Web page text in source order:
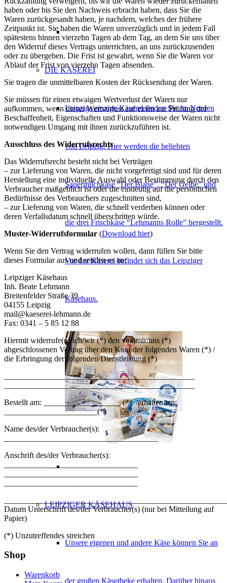
DIE KÄSEREI
Leipzigs einzige Käserei finden Sie im Norden
von Leipzig. Hier werden die beliebten
Sauermilchkäse “Der Blaue”, “Der Gelbe” und
die drei Frischkäse “Lehmanns Rolle” hergestellt.
Vor der Käserei befindet sich das Leipziger
Käsehaus.
LEIPZIGER KÄSEHAUS
Unsere eigenen und andere Käse können Sie an
der großen Käsetheke erhalten. Darüber hinaus
haben oder bis Sie den Nachweis erbracht haben, dass Sie die
Waren zurückgesandt haben, je nachdem, welches der frühere
Zeitpunkt ist. Sie haben die Waren unverzüglich und in jedem Fall
spätestens binnen vierzehn Tagen ab dem Tag, an dem Sie uns über
den Widerruf dieses Vertrags unterrichten, an uns zurückzusenden
oder zu übergeben. Die Frist ist gewahrt, wenn Sie die Waren vor
Ablauf der Frist von vierzehn Tagen absenden.
Sie tragen die unmittelbaren Kosten der Rücksendung der Waren.
Sie müssen für einen etwaigen Wertverlust der Waren nur
aufkommen, wenn dieser Wertverlust auf einen zur Prüfung der
Beschaffenheit, Eigenschaften und Funktionsweise der Waren nicht
notwendigen Umgang mit ihnen zurückzuführen ist.
Ausschluss des Widerrufsrechts
Das Widerrufsrecht besteht nicht bei Verträgen
– zur Lieferung von Waren, die nicht vorgefertigt sind und für deren
Herstellung eine individuelle Auswahl oder Bestimmung durch den
Verbraucher maßgeblich ist oder die eindeutig auf die persönlichen
Bedürfnisse des Verbrauchers zugeschnitten sind,
– zur Lieferung von Waren, die schnell verderben können oder
deren Verfallsdatum schnell überschritten würde.
Muster-Widerrufsformular (Download hier)
Wenn Sie den Vertrag widerrufen wollen, dann füllen Sie bitte
dieses Formular aus und senden es an:
Leipziger Käsehaus
Inh. Beate Lehmann
Breitenfelder Straße 39
04155 Leipzig
mail@kaeserei-lehmann.de
Fax: 0341 – 5 85 12 88
Hiermit widerrufe(n) ich/wir (*) den von mir/uns (*)
abgeschlossenen Vertrag über den Kauf der folgenden Waren (*) /
die Erbringung der folgenden Dienstleistung (*)
_______________________________________________
_______________________________________________
Bestellt am: ___________________ (*) /erhalten am:
_______________________(*)
Name des/der Verbraucher(s):
______________________________________
Anschrift des/der Verbraucher(s):
_________________________________
Datum Unterschrift des/der Verbraucher(s) (nur bei Mitteilung auf
Papier)
(*) Unzutreffendes streichen
Shop
Warenkorb